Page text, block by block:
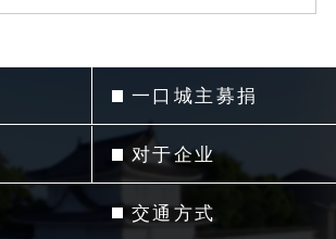
一口城主募捐
对于企业
交通方式